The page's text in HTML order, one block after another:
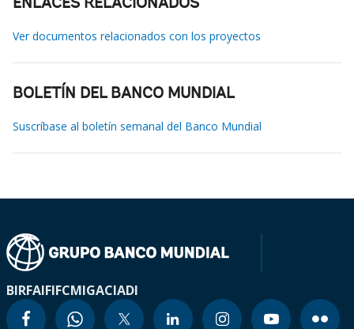
ENLACES RELACIONADOS
Ver documentos relacionados con los proyectos
BOLETÍN DEL BANCO MUNDIAL
Suscríbase al boletín semanal del Banco Mundial
BIRFAIFIFCMIGACIADI